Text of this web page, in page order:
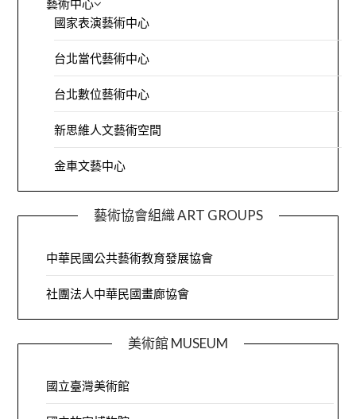
藝術中心
國家表演藝術中心
台北當代藝術中心
台北數位藝術中心
新思維人文藝術空間
金車文藝中心
藝術協會組織 ART GROUPS
中華民國公共藝術教育發展協會
社團法人中華民國畫廊協會
美術館 MUSEUM
國立臺灣美術館